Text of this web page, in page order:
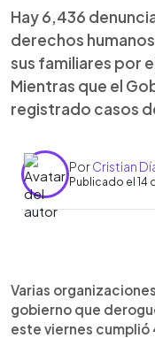
Hay 6,436
derechos
sus familiares por
Mientras que el
registrado casos
PorCristian
Publicado el 14
Escuchar
Varias
gobierno que
este viernes cumplió